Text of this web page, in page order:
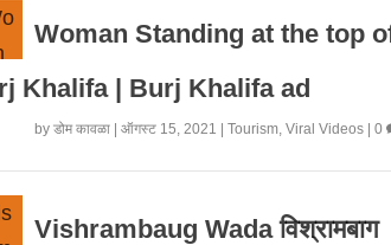
Woman Standing at the top
Khalifa | Burj Khalifa ad
by डोम कावळा| ऑगस्ट 15, 2021 Tourism, Viral Videos| 0
Vishrambaug Wada विश्रामबाग